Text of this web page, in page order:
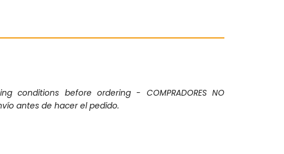
conditions before ordering - COMPRADORES NO
antes de hacer el pedido.